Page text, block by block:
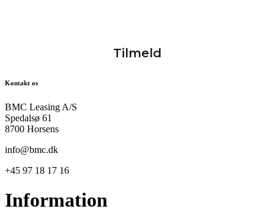
Kontakt os
BMC Leasing A/S
Spedalsø 61
8700 Horsens
info@bmc.dk
+45 97 18 17 16
Information